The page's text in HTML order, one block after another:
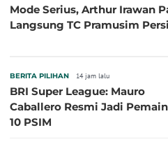
Mode Serius, Arthur Irawan
Langsung TC Pramusim
BERITA PILIHAN 14 jam lalu
BRI Super League: Mauro
Caballero Resmi Jadi
10 PSIM